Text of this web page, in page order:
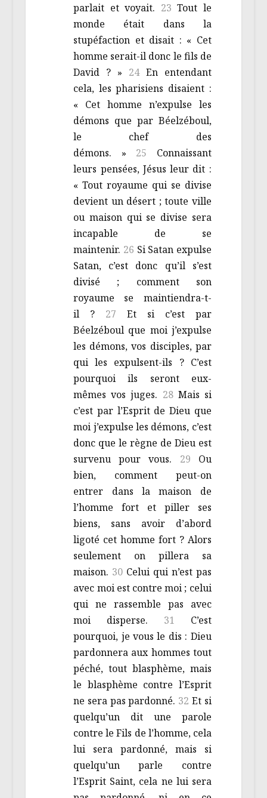
parlait et voyait. 23Tout le
monde était dans la
stupéfaction et disait : « Cet
homme serait-il donc le fils de
David ? » 24 En entendant
cela, les pharisiens disaient :
« Cet homme n’expulse les
démons que par Béelzéboul,
le chef des
démons. » 25 Connaissant
leurs pensées, Jésus leur dit :
« Tout royaume qui se divise
devient un désert ; toute ville
ou maison qui se divise sera
incapable de se
maintenir. 26 Si Satan expulse
Satan, c’est donc qu’il s’est
divisé ; comment son
royaume se maintiendra-t-
il ? 27Et si c’est par
Béelzéboul que moi j’expulse
les démons, vos disciples, par
qui les expulsent-ils ? C’est
pourquoi ils seront eux-
mêmes vos juges. 28 Mais si
c’est par l’Esprit de Dieu que
moi j’expulse les démons, c’est
donc que le règne de Dieu est
survenu pour vous. 29 Ou
bien, comment peut-on
entrer dans la maison de
l’homme fort et piller ses
biens, sans avoir d’abord
ligoté cet homme fort ? Alors
seulement on pillera sa
maison. 30 Celui qui n’est pas
avec moi est contre moi ; celui
qui ne rassemble pas avec
moi disperse. 31 C’est
pourquoi, je vous le dis : Dieu
pardonnera aux hommes tout
péché, tout blasphème, mais
le blasphème contre l’Esprit
ne sera pas pardonné. 32 Et si
quelqu’un dit une parole
contre le Fils de l’homme, cela
lui sera pardonné, mais si
quelqu’un parle contre
l’Esprit Saint, cela ne lui sera